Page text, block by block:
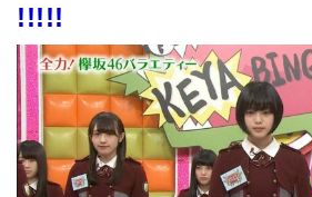
!!!!!